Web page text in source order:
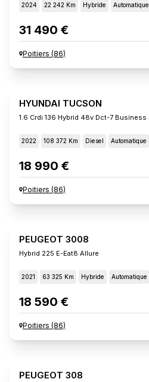
2024 22 242 Km Hybride Automatique
31 490 €
Poitiers (86)
HYUNDAI TUCSON
1.6 Crdi 136 Hybrid 48v Dct-7 Business
2022 108 372 Km Diesel Automatique
18 990 €
Poitiers (86)
PEUGEOT 3008
Hybrid 225 E-Eat8 Allure
2021 63 325 Km Hybride Automatique
18 590 €
Poitiers (86)
PEUGEOT 308